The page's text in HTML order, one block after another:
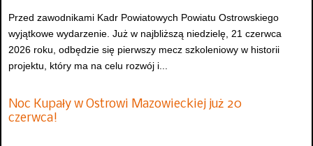
Przed zawodnikami Kadr Powiatowych Powiatu Ostrowskiego
wyjątkowe wydarzenie. Już w najbliższą niedzielę, 21 czerwca
2026 roku, odbędzie się pierwszy mecz szkoleniowy w historii
projektu, który ma na celu rozwój i...
Noc Kupały w Ostrowi Mazowieckiej już 20
czerwca!